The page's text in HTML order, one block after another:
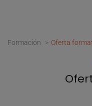
Formación Oferta